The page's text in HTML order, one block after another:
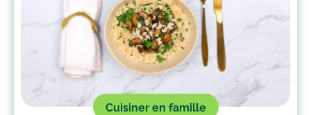
Cuisiner en famille